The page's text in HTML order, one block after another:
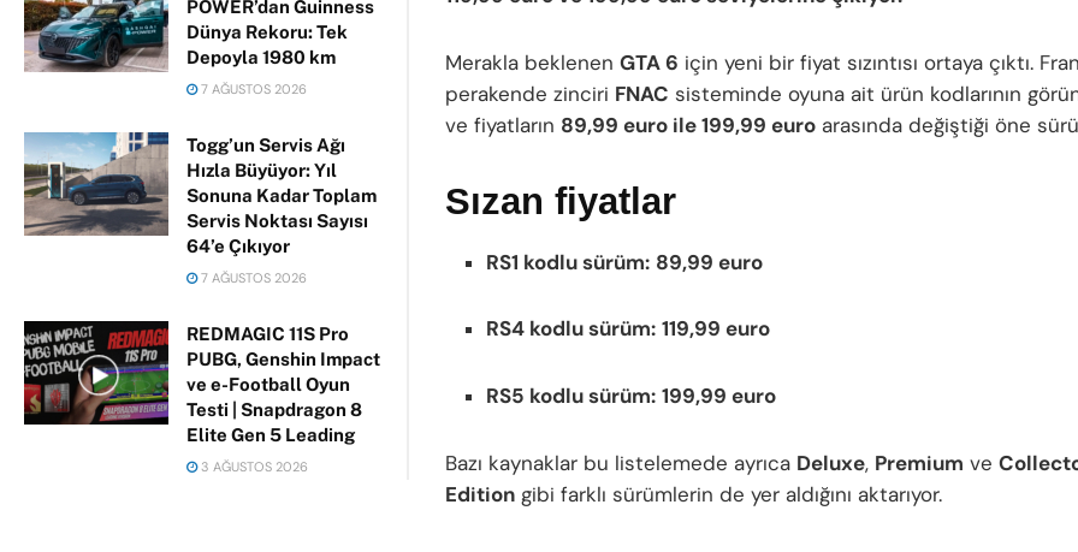
POWER’dan Guinness
Dünya Rekoru: Tek
Depoyla 1980 km
7 AĞUSTOS 2026
Togg’un Servis Ağı
Hızla Büyüyor: Yıl
Sonuna Kadar Toplam
Servis Noktası Sayısı
64’e Çıkıyor
7 AĞUSTOS 2026
REDMAGIC 11S Pro
PUBG, Genshin Impact
ve e-Football Oyun
Testi | Snapdragon 8
Elite Gen 5 Leading
3 AĞUSTOS 2026
Merakla beklenen GTA 6 için yeni bir fiyat sızıntısı ortaya çıktı.
perakende zinciri FNAC sisteminde oyuna ait ürün kodlarının
ve fiyatların 89,99 euro ile 199,99 euro arasında değiştiği öne
Sızan fiyatlar
RS1 kodlu sürüm: 89,99 euro
RS4 kodlu sürüm: 119,99 euro
RS5 kodlu sürüm: 199,99 euro
Bazı kaynaklar bu listelemede ayrıca Deluxe, Premium ve
Edition gibi farklı sürümlerin de yer aldığını aktarıyor.